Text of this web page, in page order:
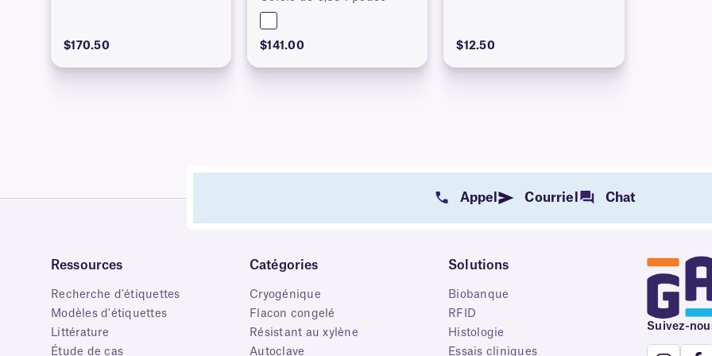
$170.50 $141.00 $12.50
Appel Courriel Chat
Ressources
Recherche d'étiquettes
Modèles d'étiquettes
Littérature
Étude de cas
Catégories
Cryogénique
Flacon congelé
Résistant au xylène
Autoclave
Solutions
Biobanque
RFID
Histologie
Essais cliniques
Suivez-